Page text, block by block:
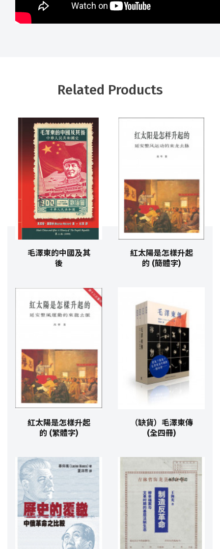
Related Products
毛澤東的中國及其
後
紅太陽是怎樣升起
的 (簡體字)
紅太陽是怎樣升起
的 (繁體字)
（缺貨）毛澤東傳
(全四冊)